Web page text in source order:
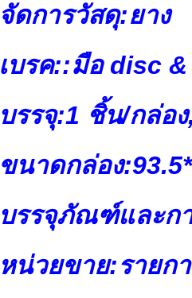
จัดการวัสดุ:ยาง
เบรค::มือ disc
บรรจุ:1 ชิ้น/กล่อ
ขนาดกล่อง:
บรรจุภัณฑ์และก
หน่วยขาย:รายก